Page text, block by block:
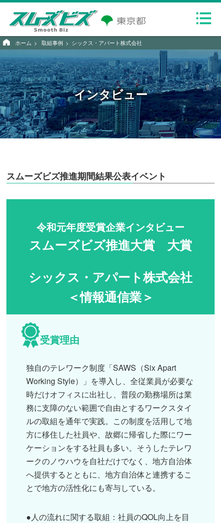
ホーム 取組事例 シックス・アパート株式会社
インタビュー
スムーズビズ推進期間結果公表イベント
令和元年度受賞企業インタビュー
スムーズビズ推進大賞 大賞
シックス・アパート株式会社
＜情報通信業＞
受賞理由
独自のテレワーク制度「SAWS（Six Apart
Working Style）」を導入し、全従業員が必要な
時だけオフィスに出社し、普段の勤務場所は業
務に支障のない範囲で自由とするワークスタイ
ルの取組を通年で実践。この制度を活用して地
方に移住した社員や、故郷に帰省した際にワー
ケーションをする社員も多い。そうしたテレワ
ークのノウハウを自社だけでなく、地方自治体
へ提供するとともに、地方自治体と連携するこ
とで地方の活性化にも寄与している。
●人の流れに関する取組：社員のQOL向上を目